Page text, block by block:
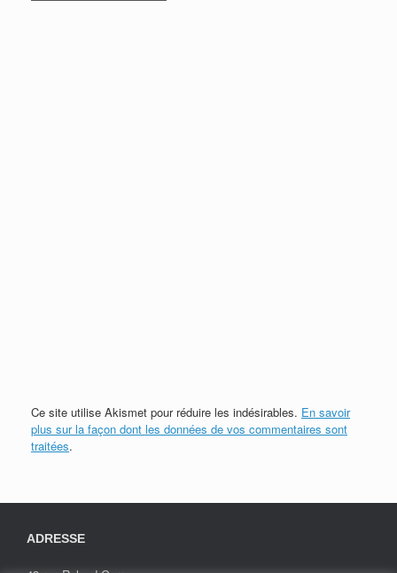
Ce site utilise Akismet pour réduire les indésirables. En savoir
plus sur la façon dont les données de vos commentaires sont
traitées.
ADRESSE